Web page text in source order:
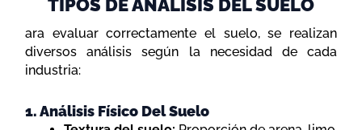
TIPOS DE ANÁLISIS DEL SUELO
ara evaluar correctamente el suelo, se realizan
diversos análisis según la necesidad de cada
industria:
1. Análisis Físico Del Suelo